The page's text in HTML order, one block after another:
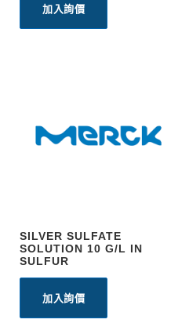
加入詢價
SILVER SULFATE
SOLUTION 10 G/L IN
SULFUR
加入詢價